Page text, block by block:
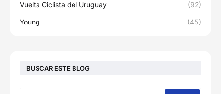
Vuelta Ciclista del Uruguay (92)
Young (45)
BUSCAR ESTE BLOG